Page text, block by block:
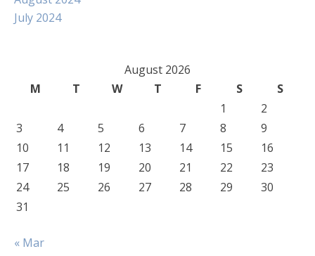
July 2024
August 2026
M
T W T F S
S
1
2
3
4 5 6 7 8
9
10
11 12 13 14 15
16
17
18 19 20 21 22
23
24
25 26 27 28 29
30
31
« Mar